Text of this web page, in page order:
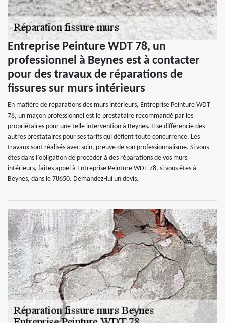
Entreprise Peinture WDT 78, un
professionnel à Beynes est à contacter
pour des travaux de réparations de
fissures sur murs intérieurs
En matière de réparations des murs intérieurs, Entreprise Peinture WDT
78, un maçon professionnel est le prestataire recommandé par les
propriétaires pour une telle intervention à Beynes. Il se différencie des
autres prestataires pour ses tarifs qui défient toute concurrence. Les
travaux sont réalisés avec soin, preuve de son professionnalisme. Si vous
êtes dans l’obligation de procéder à des réparations de vos murs
intérieurs, faites appel à Entreprise Peinture WDT 78, si vous êtes à
Beynes, dans le 78650. Demandez-lui un devis.